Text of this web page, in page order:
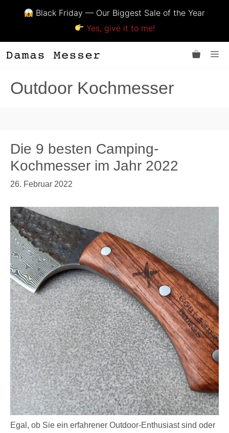
Black Friday — Our Biggest Sale of the Year
Yes, give it to me!
Inhalt
Outdoor Kochmesser
Die 9 besten Camping-
Kochmesser im Jahr 2022
26. Februar 2022
Egal, ob Sie ein erfahrener Outdoor-Enthusiast sind oder